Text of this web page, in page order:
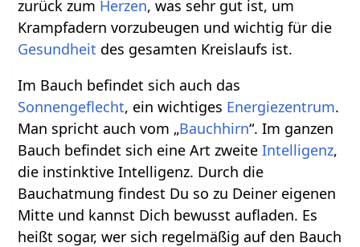
zurück zum Herzen, was sehr gut ist, um
Krampfadern vorzubeugen und wichtig für die
Gesundheit des gesamten Kreislaufs ist.
Im Bauch befindet sich auch das
Sonnengeflecht, ein wichtiges Energiezentrum.
Man spricht auch vom „Bauchhirn“. Im ganzen
Bauch befindet sich eine Art zweiteIntelligenz,
die instinktive Intelligenz. Durch die
Bauchatmung findest Du so zu Deiner eigenen
Mitte und kannst Dich bewusst aufladen. Es
heißt sogar, wer sich regelmäßig auf den Bauch